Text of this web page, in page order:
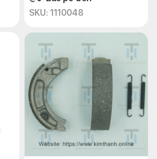
SKU: 1110048